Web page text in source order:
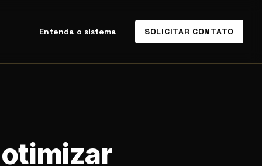
Entenda o sistema SOLICITAR CONTATO